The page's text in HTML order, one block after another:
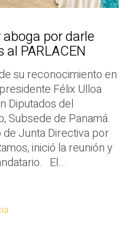
por darle
PARLACEN
su reconocimiento en
Félix Ulloa
Diputados del
Subsede de Panamá.
Junta Directiva por
inició la reunión y
El…